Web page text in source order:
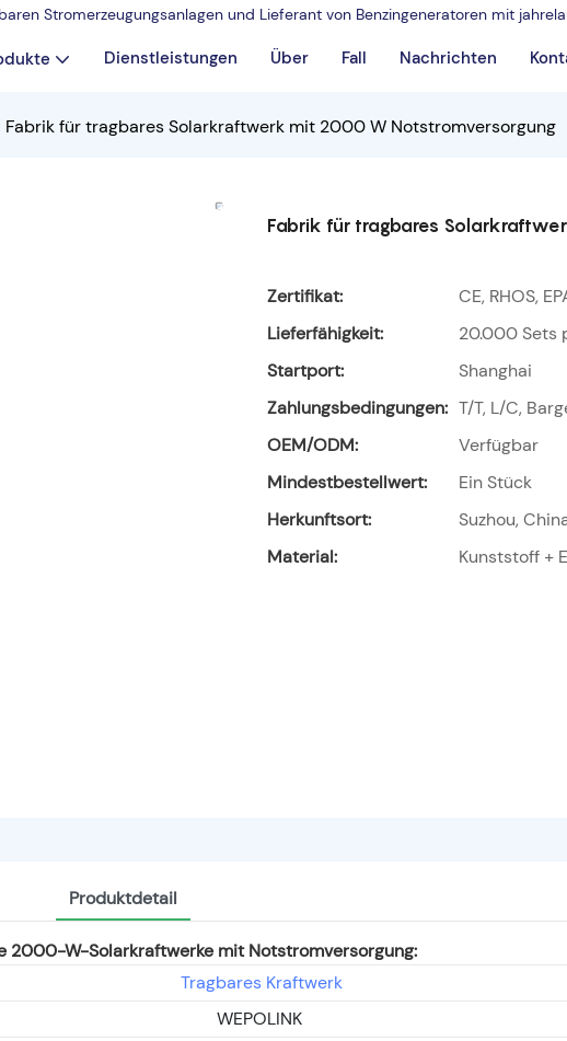
Stromerzeugungsanlagen und Lieferant von Benzingeneratoren mit
Dienstleistungen Über Fall Nachrichten
Fabrik für tragbares Solarkraftwerk mit 2000 W Notstromversorgung
Fabrik für tragbares
Zertifikat:
CE, RHOS,
Lieferfähigkeit:
20.000 Sets
Startport:
Shanghai
Zahlungsbedingungen: T/T, L/C,
OEM/ODM:
Verfügbar
Mindestbestellwert:
Ein Stück
Herkunftsort:
Suzhou,
Material:
Kunststoff +
Produktdetail
2000-W-Solarkraftwerke mit Notstromversorgung:
Tragbares Kraftwerk
WEPOLINK